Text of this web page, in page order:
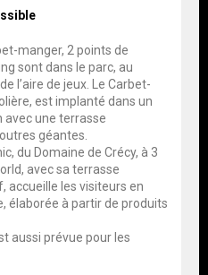
manger, 2 points de
sont dans le parc, au
l’aire de jeux. Le Carbet-
est implanté dans un
avec une terrasse
géantes.
du Domaine de Crécy, à 3
avec sa terrasse
accueille les visiteurs en
élaborée à partir de produits
aussi prévue pour les